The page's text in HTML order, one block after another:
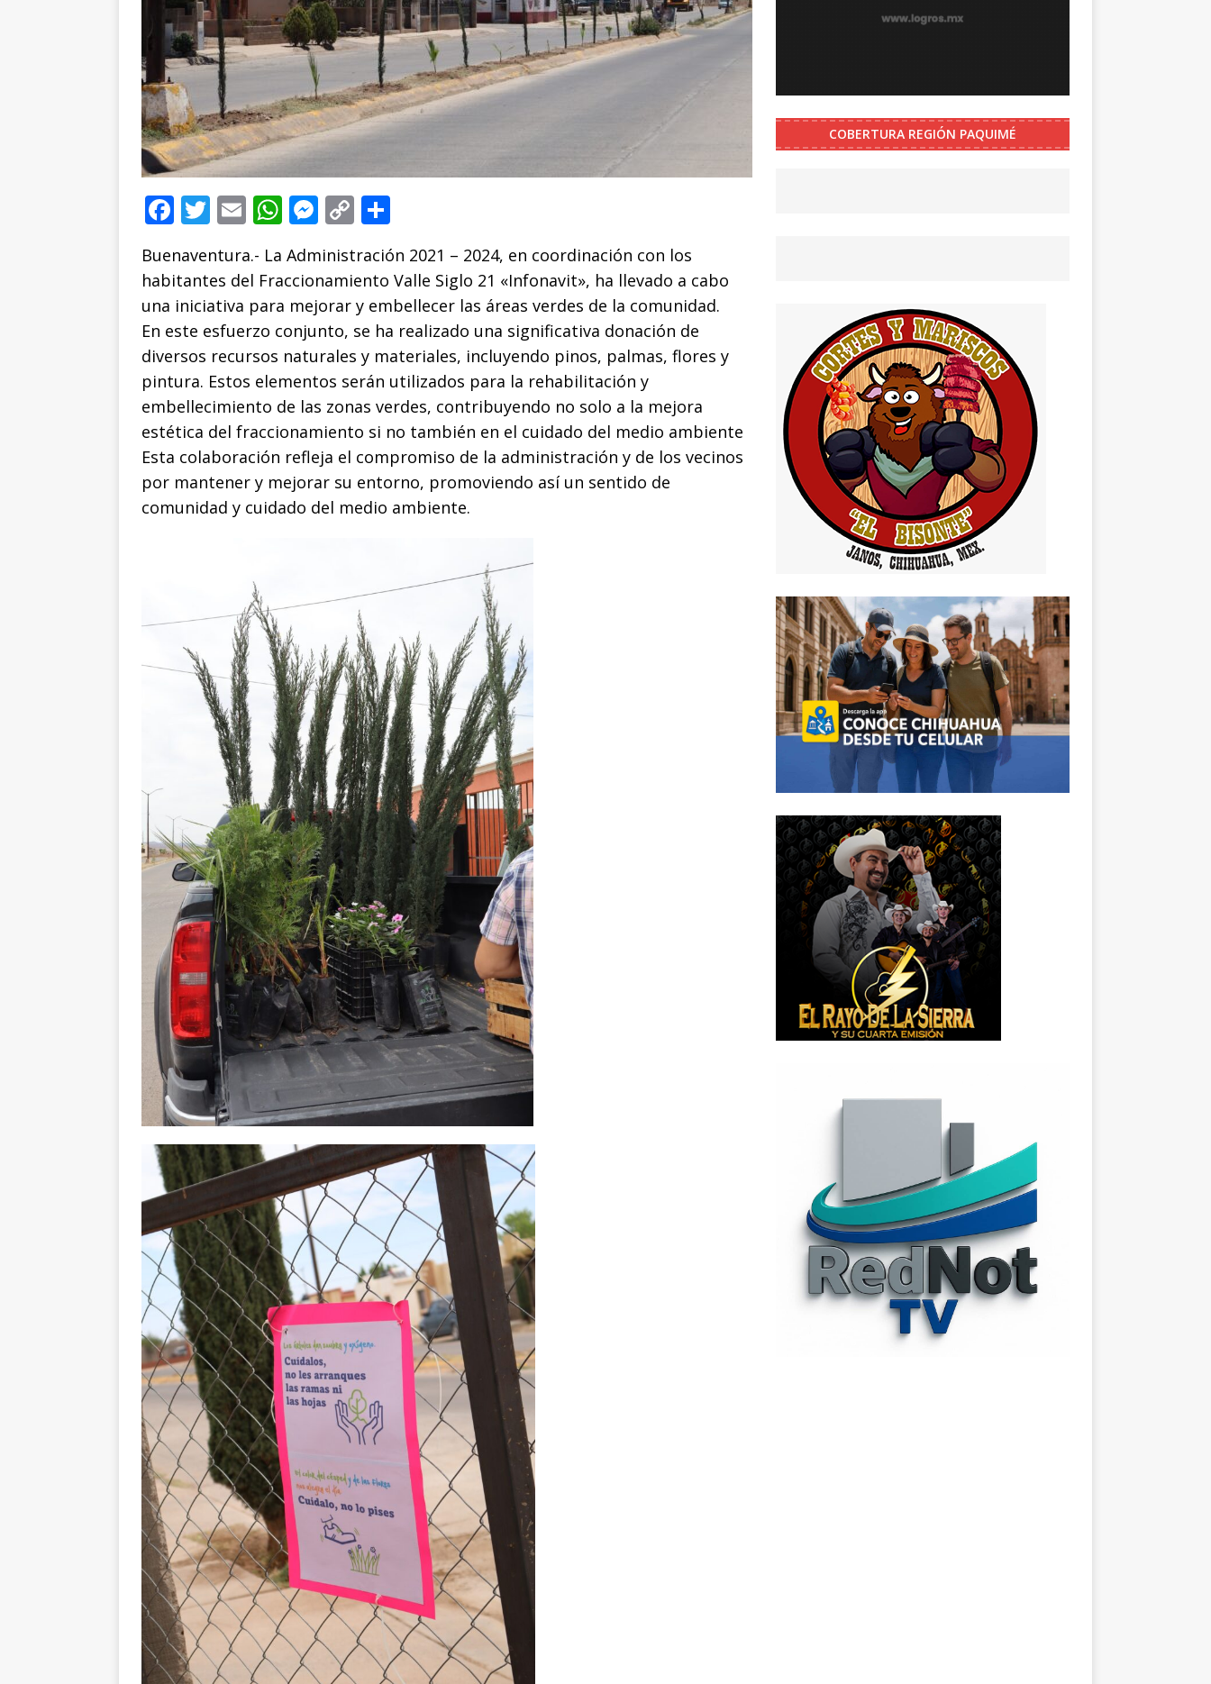
F
c
e
b
o
o
k
T
it
te
r
E
ai
l
W
at
s
A
p
p
M
ss
e
n
g
e
r
C
p
y
Li
n
k
o
m
p
ar
ti
r
Buenaventura.- La Administración 2021 – 2024, en coordinación con los
habitantes del Fraccionamiento Valle Siglo 21 «Infonavit», ha llevado a cabo
una iniciativa para mejorar y embellecer las áreas verdes de la comunidad.
En este esfuerzo conjunto, se ha realizado una significativa donación de
diversos recursos naturales y materiales, incluyendo pinos, palmas, flores y
pintura. Estos elementos serán utilizados para la rehabilitación y
embellecimiento de las zonas verdes, contribuyendo no solo a la mejora
estética del fraccionamiento si no también en el cuidado del medio ambiente
Esta colaboración refleja el compromiso de la administración y de los vecinos
por mantener y mejorar su entorno, promoviendo así un sentido de
comunidad y cuidado del medio ambiente.
COBERTURA REGIÓN PAQUIMÉ